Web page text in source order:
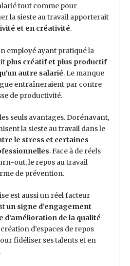
tout comme pour
la sieste au travail apporterait
et en créativité.
employé ayant pratiqué la
plus créatif et plus productif
autre salarié. Le manque
entraîneraient par contre
de productivité.
seuls avantages. Dorénavant,
la sieste au travail dans le
le stress et certaines
. Face à de réels
out, le repos au travail
de prévention.
est aussi un réel facteur
un signe d’engagement
d’amélioration de la qualité
d’espaces de repos
fidéliser ses talents et en